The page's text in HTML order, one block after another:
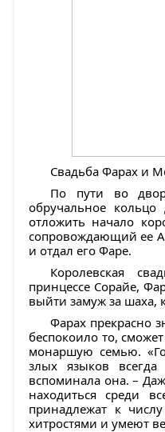
Свадьба Фарах и
По пути во
обручальное
отложить начало
сопровождающий ее
и отдал его Фаре.
Королевская
принцессе Сорайе,
выйти замуж за шаха,
Фарах прекрасно
беспокоило то,
монаршую семью.
злых языков
вспоминала она. –
находиться среди
принадлежат к
хитростями и умеют